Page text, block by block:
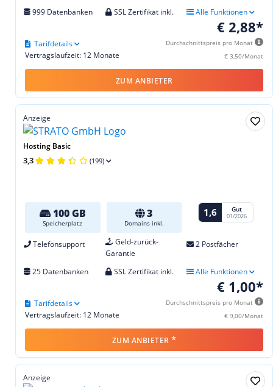
999 Datenbanken SSL Zertifikat inkl. Alle Funktionen
€ 2,88*
Durchschnittspreis pro Monat
€ 3,50/Monat
Vertragslaufzeit: 12 Monate
Tarifdetails
ZUM ANBIETER
Anzeige
Hosting Basic
3,3 (199)
100 GB
Speicherplatz
3
Domains inkl.
1,6 Gut
01/2026
Telefonsupport
Geld-zurück-
Garantie
2 Postfächer
25 Datenbanken SSL Zertifikat inkl. Alle Funktionen
€ 1,00*
Durchschnittspreis pro Monat
€ 9,00/Monat
Vertragslaufzeit: 12 Monate
Tarifdetails
ZUM ANBIETER *
Anzeige